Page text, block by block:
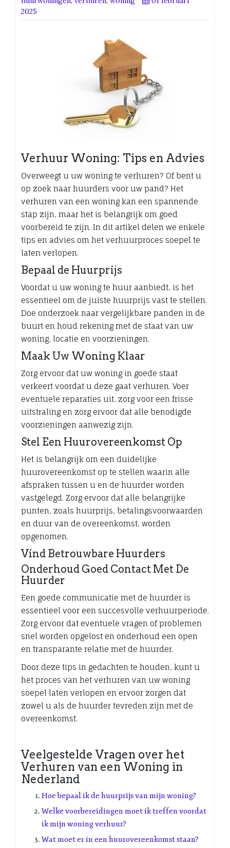
2025
Verhuur Woning: Tips en Advies
Overweegt u uw woning te verhuren? Of bent u
op zoek naar huurders voor uw pand? Het
verhuren van een woning kan een spannende
stap zijn, maar het is belangrijk om goed
voorbereid te zijn. In dit artikel delen we enkele
tips en advies om het verhuurproces soepel te
laten verlopen.
Bepaal de Huurprijs
Voordat u uw woning te huur aanbiedt, is het
essentieel om de juiste huurprijs vast te stellen.
Doe onderzoek naar vergelijkbare panden in de
buurt en houd rekening met de staat van uw
woning, locatie en voorzieningen.
Maak Uw Woning Klaar
Zorg ervoor dat uw woning in goede staat
verkeert voordat u deze gaat verhuren. Voer
eventuele reparaties uit, zorg voor een frisse
uitstraling en zorg ervoor dat alle benodigde
voorzieningen aanwezig zijn.
Stel Een Huurovereenkomst Op
Het is belangrijk om een duidelijke
huurovereenkomst op te stellen waarin alle
afspraken tussen u en de huurder worden
vastgelegd. Zorg ervoor dat alle belangrijke
punten, zoals huurprijs, betalingsvoorwaarden
en duur van de overeenkomst, worden
opgenomen.
Vind Betrouwbare Huurders
Onderhoud Goed Contact Met De
Huurder
Een goede communicatie met de huurder is
essentieel voor een succesvolle verhuurperiode.
Zorg ervoor dat eventuele vragen of problemen
snel worden opgelost en onderhoud een open
en transparante relatie met de huurder.
Door deze tips in gedachten te houden, kunt u
het proces van het verhuren van uw woning
soepel laten verlopen en ervoor zorgen dat
zowel u als de huurder tevreden zijn met de
overeenkomst.
Veelgestelde Vragen over het
Verhuren van een Woning in
Nederland
Hoe bepaal ik de huurprijs van mijn woning?
Welke voorbereidingen moet ik treffen voordat
ik mijn woning verhuur?
Wat moet er in een huurovereenkomst staan?